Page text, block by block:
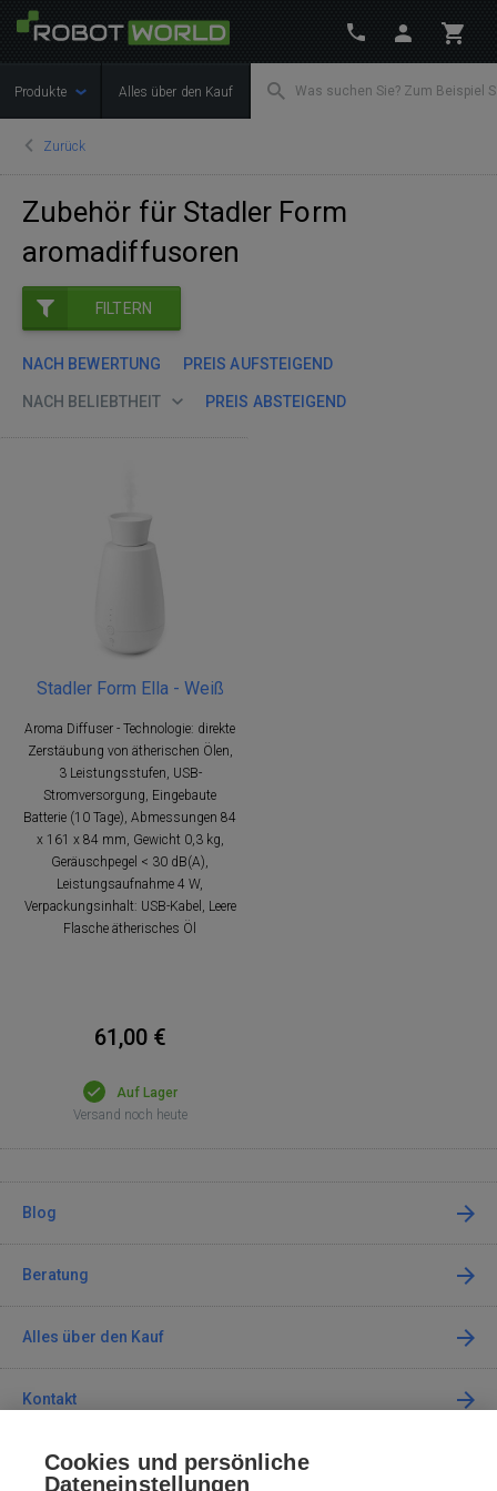
Produkte Alles über den Kauf
Zurück
Zubehör für Stadler Form
aromadiffusoren
FILTERN
NACH BEWERTUNG PREIS AUFSTEIGEND
NACH BELIEBTHEIT PREIS ABSTEIGEND
Stadler Form Ella - Weiß
Aroma Diffuser - Technologie: direkte
Zerstäubung von ätherischen Ölen,
3 Leistungsstufen, USB-
Stromversorgung, Eingebaute
Batterie (10 Tage), Abmessungen 84
x 161 x 84 mm, Gewicht 0,3 kg,
Geräuschpegel < 30 dB(A),
Leistungsaufnahme 4 W,
Verpackungsinhalt: USB-Kabel, Leere
Flasche ätherisches Öl
61,00 €
Auf Lager
Versand noch heute
Blog
Beratung
Alles über den Kauf
Kontakt
Kontaktieren Sie uns
Cookies und persönliche
Dateneinstellungen